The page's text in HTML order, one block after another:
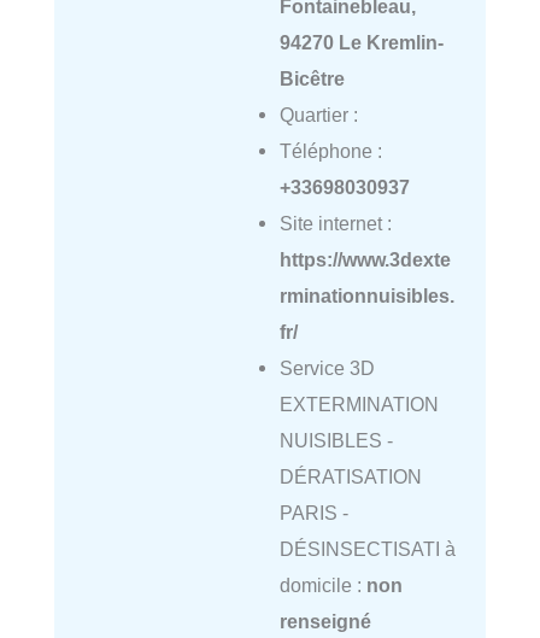
Fontainebleau,
94270 Le Kremlin-
Bicêtre
Quartier :
Téléphone :
+33698030937
Site internet :
https://www.3dexte
rminationnuisibles.
fr/
Service 3D
EXTERMINATION
NUISIBLES -
DÉRATISATION
PARIS -
DÉSINSECTISATI à
domicile : non
renseigné